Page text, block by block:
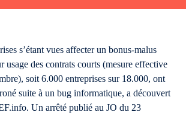
s’étant vues affecter un bonus-malus
usage des contrats courts (mesure effective
soit 6.000 entreprises sur 18.000, ont
suite à un bug informatique, a découvert
Un arrêté publié au JO du 23